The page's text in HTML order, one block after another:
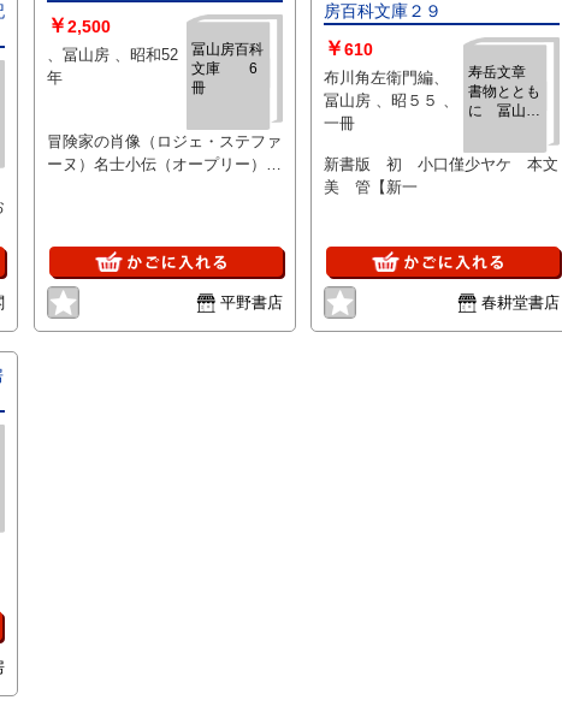
冨山房百科
文庫 6
冊
￥2,500
、冨山房 、昭和52
年
冒険家の肖像（ロジェ・ステファ
ーヌ）名士小伝（オープリー）/
の回想（ゴーチエ）/
平野書店
房百科文庫２９
寿岳文章
書物ととも
に 冨山房
９
￥610
布川角左衛門編、
冨山房 、昭５５ 、
一冊
新書版 初 小口僅少ヤケ 本文
美 管【新一
春耕堂書店